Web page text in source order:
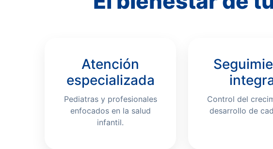
Atención
especializada
Pediatras y profesionales
enfocados en la salud
infantil.
Control del
desarrollo de